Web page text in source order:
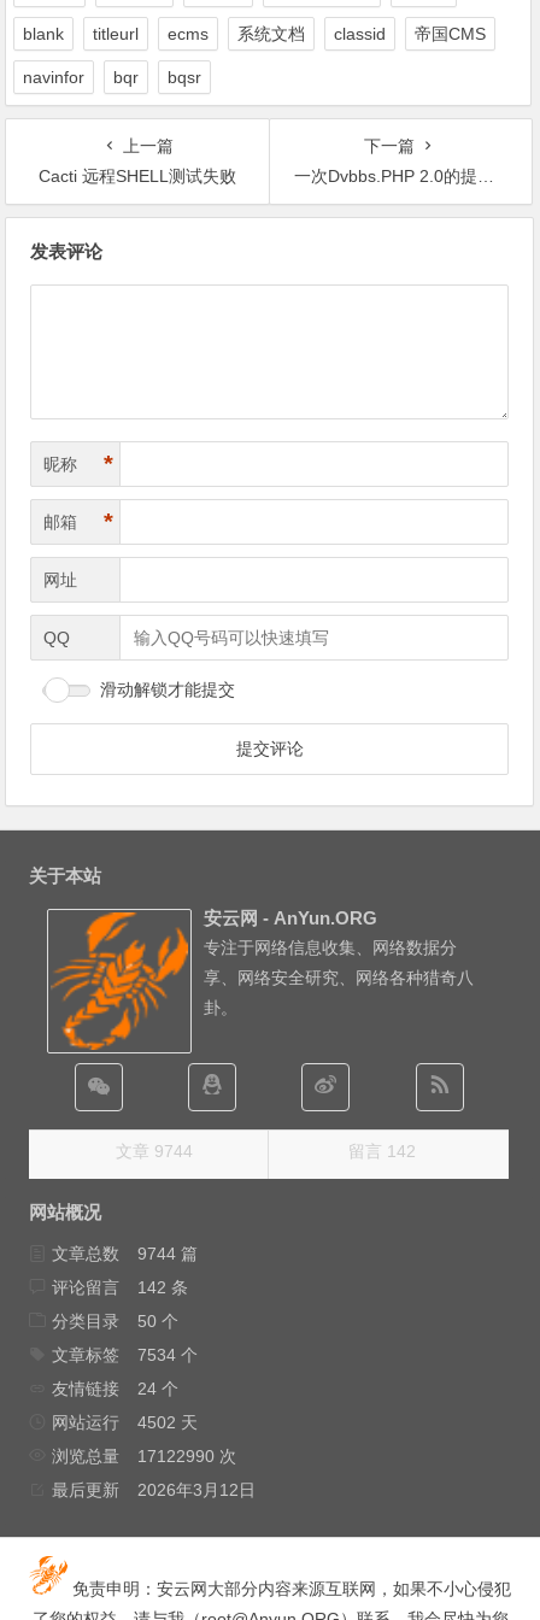
blank titleurl ecms 系统文档 classid 帝国CMS
navinfor bqr bqsr
上一篇
Cacti 远程SHELL测试失败
下一篇
一次Dvbbs.PHP 2.0的提权拿shell
发表评论
昵称 *
邮箱 *
网址
QQ
滑动解锁才能提交
关于本站
安云网 - AnYun.ORG
专注于网络信息收集、网络数据分
享、网络安全研究、网络各种猎奇八
卦。
文章 9744 留言 142
网站概况
文章总数
9744 篇
评论留言
142 条
分类目录
50 个
文章标签
7534 个
友情链接
24 个
网站运行
4502 天
浏览总量
17122990 次
最后更新
2026年3月12日
免责申明：安云网大部分内容来源互联网，如果不小心侵犯